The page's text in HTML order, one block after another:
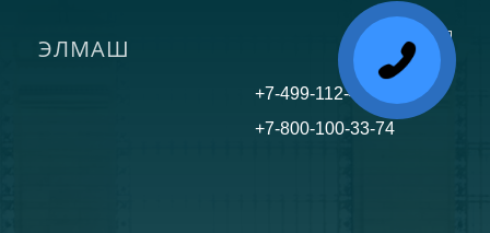
Toggle
ЭЛМАШ
+7-499-112-45-81
+7-800-100-33-74